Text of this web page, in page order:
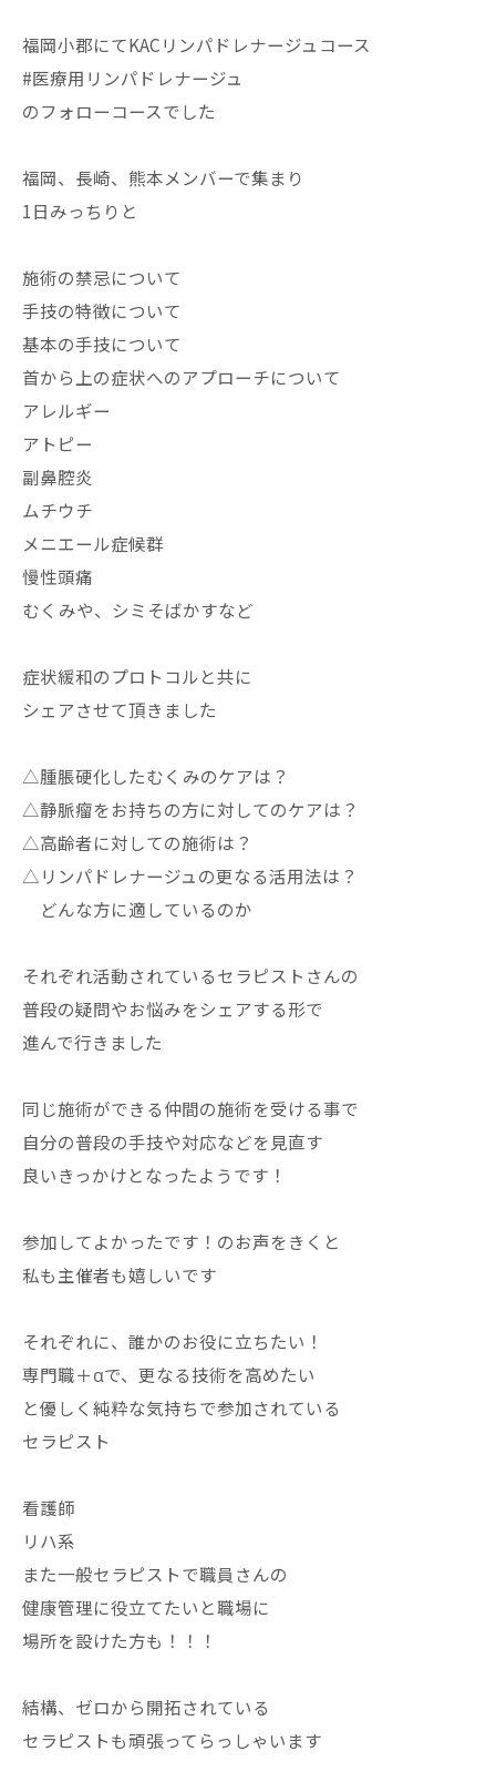
福岡小郡にてKACリンパドレナージュコース
#医療用リンパドレナージュ
のフォローコースでした
福岡、長崎、熊本メンバーで集まり
1日みっちりと
施術の禁忌について
手技の特徴について
基本の手技について
首から上の症状へのアプローチについて
アレルギー
アトピー
副鼻腔炎
ムチウチ
メニエール症候群
慢性頭痛
むくみや、シミそばかすなど
症状緩和のプロトコルと共に
シェアさせて頂きました
△腫脹硬化したむくみのケアは？
△静脈瘤をお持ちの方に対してのケアは？
△高齢者に対しての施術は？
△リンパドレナージュの更なる活用法は？
どんな方に適しているのか
それぞれ活動されているセラピストさんの
普段の疑問やお悩みをシェアする形で
進んで行きました
同じ施術ができる仲間の施術を受ける事で
自分の普段の手技や対応などを見直す
良いきっかけとなったようです！
参加してよかったです！のお声をきくと
私も主催者も嬉しいです
それぞれに、誰かのお役に立ちたい！
専門職＋αで、更なる技術を高めたい
と優しく純粋な気持ちで参加されている
セラピスト
看護師
リハ系
また一般セラピストで職員さんの
健康管理に役立てたいと職場に
場所を設けた方も！！！
結構、ゼロから開拓されている
セラピストも頑張ってらっしゃいます